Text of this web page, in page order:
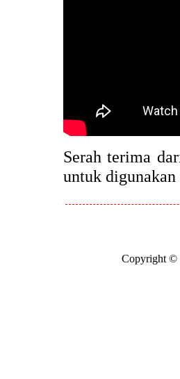
Serah terima
untuk
Copyright ©